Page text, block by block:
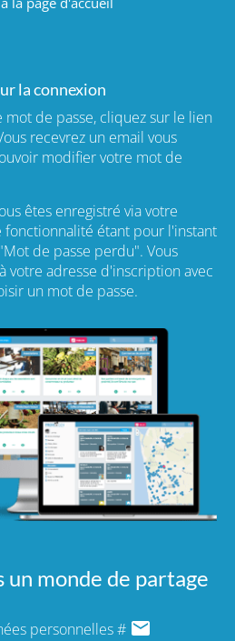
la connexion
mot de passe, cliquez sur le lien
recevrez un email vous
modifier votre mot de
êtes enregistré via votre
fonctionnalité étant pour l'instant
de passe perdu". Vous
votre adresse d'inscription avec
un mot de passe.
un monde de partage
personnelles#